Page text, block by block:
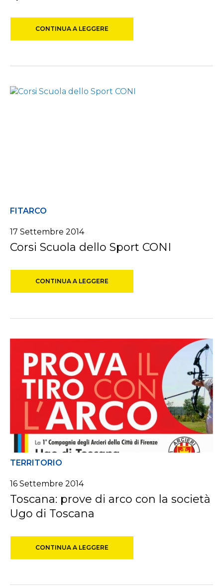
CONTINUA A LEGGERE
FITARCO
17 Settembre 2014
Corsi Scuola dello Sport CONI
CONTINUA A LEGGERE
TERRITORIO
16 Settembre 2014
Toscana: prove di arco con la società
Ugo di Toscana
CONTINUA A LEGGERE